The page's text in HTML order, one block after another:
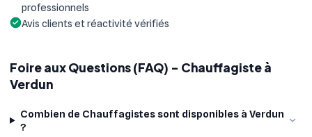
professionnels
Avis clients et réactivité vérifiés
Foire aux Questions (FAQ) - Chauffagiste à
Verdun
Combien de Chauffagistes sont disponibles à Verdun
?